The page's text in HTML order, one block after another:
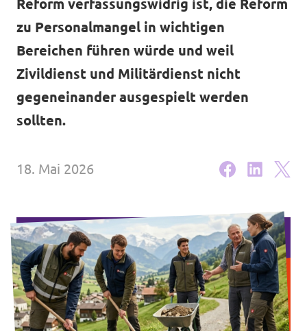
Volt Italien
Volt Niederlande
Volt Portugal
Familienzeit-Initiative
Medienspiegel
Spenden
FAQ
Mitmachen
Kontakt
Reform verfassungswidrig ist, die Reform
zu Personalmangel in wichtigen
Bereichen führen würde und weil
Zivildienst und Militärdienst nicht
gegeneinander ausgespielt werden
sollten.
18. Mai 2026